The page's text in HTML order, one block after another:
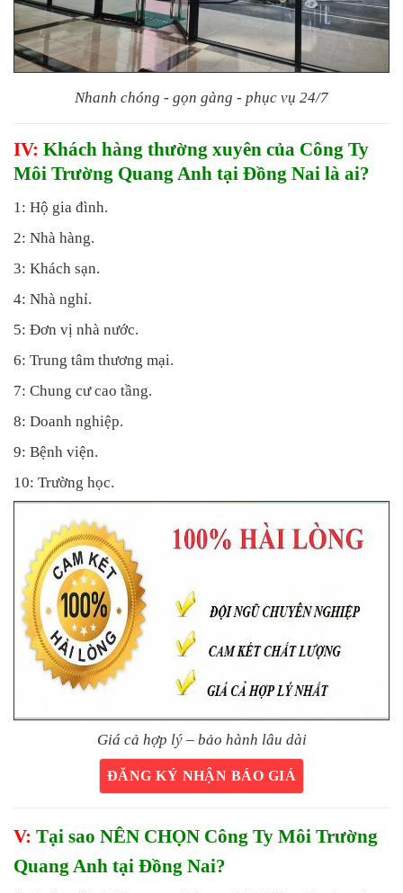
Nhanh chóng - gọn gàng - phục vụ 24/7
IV: Khách hàng thường xuyên của Công Ty
Môi Trường Quang Anh tại Đồng Nai là ai?
1: Hộ gia đình.
2: Nhà hàng.
3: Khách sạn.
4: Nhà nghỉ.
5: Đơn vị nhà nước.
6: Trung tâm thương mại.
7: Chung cư cao tầng.
8: Doanh nghiệp.
9: Bệnh viện.
10: Trường học.
Giá cả hợp lý – bảo hành lâu dài
ĐĂNG KÝ NHẬN BÁO GIÁ
V: Tại sao NÊN CHỌN Công Ty Môi Trường
Quang Anh tại Đồng Nai?